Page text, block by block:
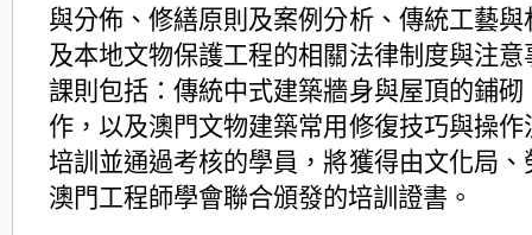
與分佈、修繕原則及案例分析、傳統工藝與
及本地文物保護工程的相關法律制度與注意
課則包括：傳統中式建築牆身與屋頂的鋪砌
作，以及澳門文物建築常用修復技巧與操作
培訓並通過考核的學員，將獲得由文化局、
澳門工程師學會聯合頒發的培訓證書。